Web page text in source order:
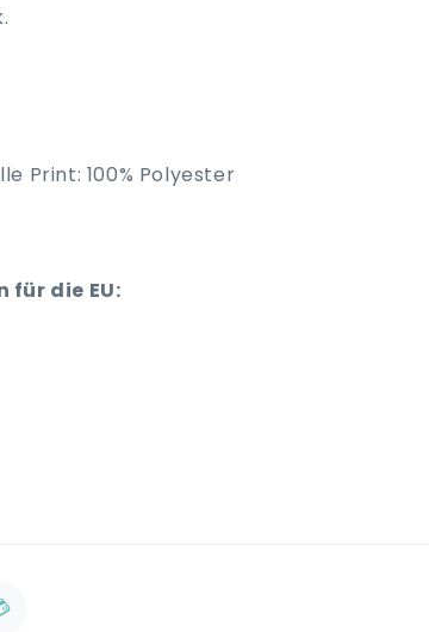
Print: 100% Polyester
für die EU: